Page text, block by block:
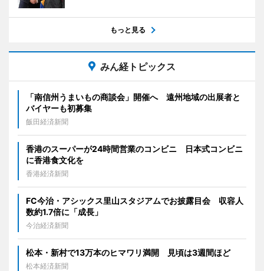
もっと見る
みん経トピックス
「南信州うまいもの商談会」開催へ 遠州地域の出展者と
バイヤーも初募集
飯田経済新聞
香港のスーパーが24時間営業のコンビニ 日本式コンビニ
に香港食文化を
香港経済新聞
FC今治・アシックス里山スタジアムでお披露目会 収容人
数約1.7倍に「成長」
今治経済新聞
松本・新村で13万本のヒマワリ満開 見頃は3週間ほど
松本経済新聞